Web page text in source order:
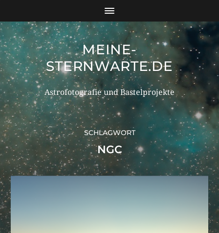
MEINE-
STERNWARTE.DE
Astrofotografie und Bastelprojekte
SCHLAGWORT
NGC